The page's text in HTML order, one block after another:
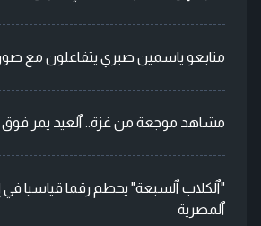
متابعو ياسمين صبري يتفاعلون مع
مشاهد موجعة من غزة.. ٱلعيد يمر فوق
"ٱلكلاب ٱلسبعة" يحطم رقما قياسيا في
ٱلمصرية